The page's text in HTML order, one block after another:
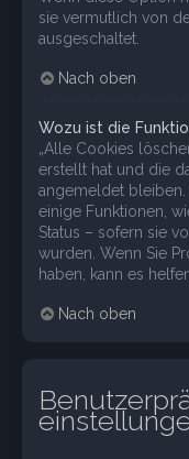
sie vermutlich von
ausgeschaltet.
Nach oben
Wozu ist die
„Alle Cookies
erstellt hat und die
angemeldet
einige Funktionen,
Status – sofern sie
wurden. Wenn Sie
haben, kann es
Nach oben